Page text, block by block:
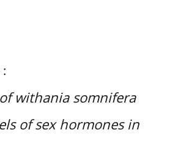
withania somnifera
of sex hormones in